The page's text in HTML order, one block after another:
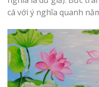
cá với ý nghĩa quanh